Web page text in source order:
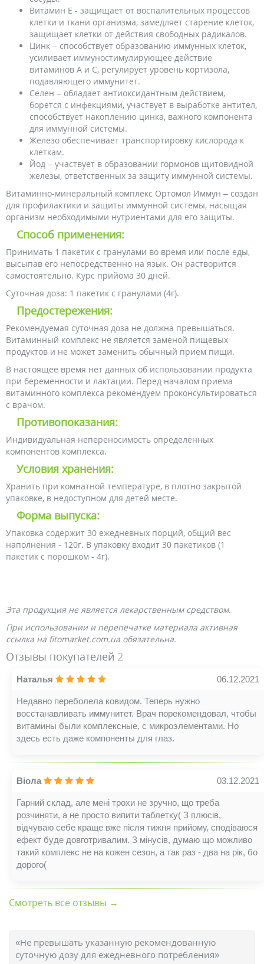
Витамин Е - защищает от воспалительных процессов
клетки и ткани организма, замедляет старение клеток,
защищает клетки от действия свободных радикалов.
Цинк – способствует образованию иммунных клеток,
усиливает иммуностимулирующее действие
витаминов А и С, регулирует уровень кортизола,
подавляющего иммунитет.
Селен – обладает антиоксидантным действием,
борется с инфекциями, участвует в выработке антител,
способствует накоплению цинка, важного компонента
для иммунной системы.
Железо обеспечивает транспортировку кислорода к
клеткам.
Йод – участвует в образовании гормонов щитовидной
железы, ответственных за защиту иммунной системы.
Витаминно-минеральный комплекс Ортомол Иммун – создан
для профилактики и защиты иммунной системы, насыщая
организм необходимыми нутриентами для его защиты.
Способ применения:
Принимать 1 пакетик с гранулами во время или после еды,
высыпав его непосредственно на язык. Он растворится
самостоятельно. Курс прийома 30 дней.
Суточная доза: 1 пакетик с гранулами (4г).
Предостережения:
Рекомендуемая суточная доза не должна превышаться.
Витаминный комплекс не является заменой пищевых
продуктов и не может заменить обычный прием пищи.
В настоящее время нет данных об использовании продукта
при беременности и лактации. Перед началом приема
витаминного комплекса рекомендуем проконсультироваться
с врачом.
Противопоказания:
Индивидуальная непереносимость определенных
компонентов комплекса.
Условия хранения:
Хранить при комнатной температуре, в плотно закрытой
упаковке, в недоступном для детей месте.
Форма выпуска:
Упаковка содержит 30 ежедневных порций, общий вес
наполнения - 120г. В упаковку входит 30 пакетиков (1
пакетик с порошком - 4г).
Эта продукция не является лекарственным средством.
При использовании и перепечатке материала активная
ссылка на fitomarket.com.ua обязательна.
Отзывы покупателей 2
Наталья 06.12.2021
Недавно переболела ковидом. Теперь нужно
восстанавливать иммунитет. Врач порекомендовал, чтобы
витамины были комплексные, с микроэлементами. Но
здесь есть даже компоненты для глаз.
Віола 03.12.2021
Гарний склад, але мені трохи не зручно, що треба
розчиняти, а не просто випити таблетку( З плюсів,
відчуваю себе краще вже після тижня прийому, сподіваюся
ефект буде довготривалим. З мінусів, думаю що можливо
такий комплекс не на кожен сезон, а так раз - два на рік, бо
дорого(
Смотреть все отзывы →
«Не превышать указанную рекомендованную
суточную дозу для ежедневного потребления»